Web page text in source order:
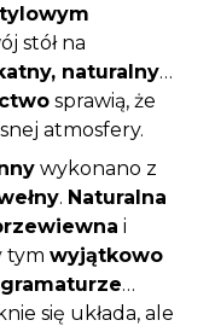
stół na
naturalny
sprawią, że
atmosfery.
wykonano z
. Naturalna
i
tym wyjątkowo
się układa, ale